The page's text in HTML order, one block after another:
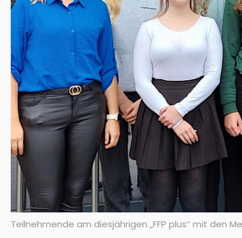
Teilnehmende am diesjährigen „FFP plus“ mit den